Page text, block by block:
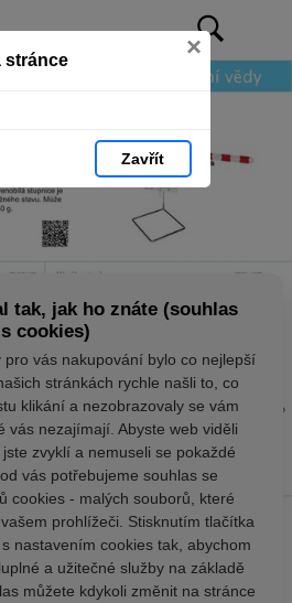
stránce ×
Zavřít
tak, jak ho znáte (souhlas
s cookies)
vás nakupování bylo co nejlepší
stránkách rychle našli to, co
klikání a nezobrazovaly se vám
vás nezajímají. Abyste web viděli
zvyklí a nemuseli se pokaždé
vás potřebujeme souhlas se
cookies - malých souborů, které
prohlížeči. Stisknutím tlačítka
s nastavením cookies tak, abychom
a užitečné služby na základě
můžete kdykoli změnit na stránce